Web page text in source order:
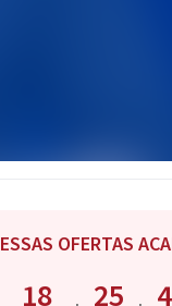
ESSAS OFERTAS
18 25